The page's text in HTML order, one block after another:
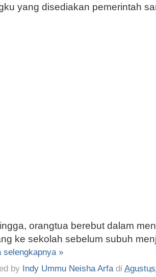
yang disediakan pemerintah
orangtua berebut dalam
ke sekolah sebelum subuh
selengkapnya »
by Indy Ummu Neisha Arfa di